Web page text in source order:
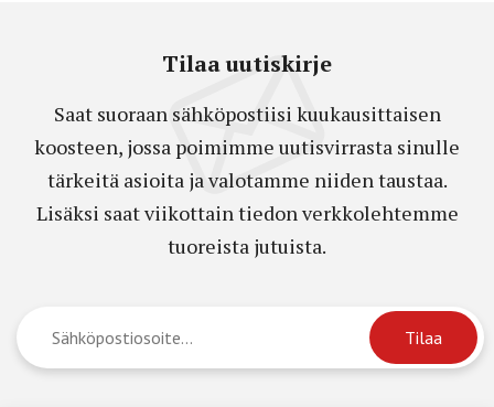
Tilaa uutiskirje
Saat suoraan sähköpostiisi kuukausittaisen
koosteen, jossa poimimme uutisvirrasta sinulle
tärkeitä asioita ja valotamme niiden taustaa.
Lisäksi saat viikottain tiedon verkkolehtemme
tuoreista jutuista.